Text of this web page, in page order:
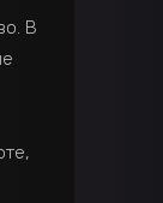
В